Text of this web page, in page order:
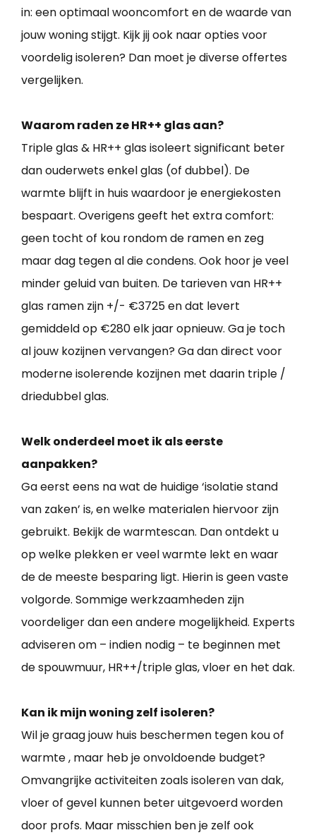
in: een optimaal wooncomfort en de waarde van
jouw woning stijgt. Kijk jij ook naar opties voor
voordelig isoleren? Dan moet je diverse offertes
vergelijken.
Waarom raden ze HR++ glas aan?
Triple glas & HR++ glas isoleert significant beter
dan ouderwets enkel glas (of dubbel). De
warmte blijft in huis waardoor je energiekosten
bespaart. Overigens geeft het extra comfort:
geen tocht of kou rondom de ramen en zeg
maar dag tegen al die condens. Ook hoor je veel
minder geluid van buiten. De tarieven van HR++
glas ramen zijn +/- €3725 en dat levert
gemiddeld op €280 elk jaar opnieuw. Ga je toch
al jouw kozijnen vervangen? Ga dan direct voor
moderne isolerende kozijnen met daarin triple /
driedubbel glas.
Welk onderdeel moet ik als eerste
aanpakken?
Ga eerst eens na wat de huidige ‘isolatie stand
van zaken’ is, en welke materialen hiervoor zijn
gebruikt. Bekijk de warmtescan. Dan ontdekt u
op welke plekken er veel warmte lekt en waar
de de meeste besparing ligt. Hierin is geen vaste
volgorde. Sommige werkzaamheden zijn
voordeliger dan een andere mogelijkheid. Experts
adviseren om – indien nodig – te beginnen met
de spouwmuur, HR++/triple glas, vloer en het dak.
Kan ik mijn woning zelf isoleren?
Wil je graag jouw huis beschermen tegen kou of
warmte , maar heb je onvoldoende budget?
Omvangrijke activiteiten zoals isoleren van dak,
vloer of gevel kunnen beter uitgevoerd worden
door profs. Maar misschien ben je zelf ook